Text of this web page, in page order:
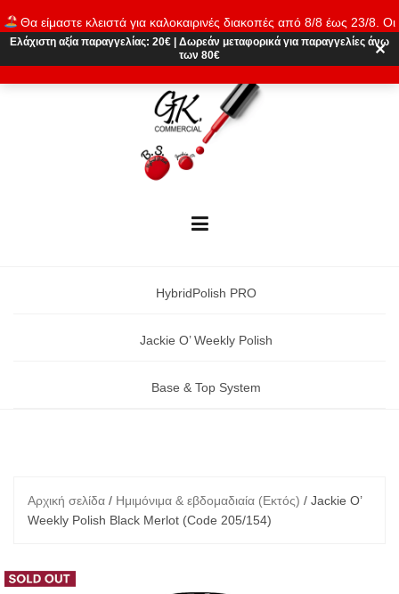
Θα είμαστε κλειστά για καλοκαιρινές διακοπές από 8/8 έως 23/8. Οι
παραγγελίες θα εκτελούνται ξανά από 24/8. Καλό καλοκαίρι!
Απόρριψη
to
content
Ελάχιστη αξία παραγγελίας: 20€ Δωρεάν μεταφορικά για παραγγελίες άνω
των 80€
✕
HybridPolish PRO
Jackie O’ Weekly Polish
Base & Top System
Αρχική σελίδα / Ημιμόνιμα & εβδομαδιαία (Εκτός) / Jackie O’
Weekly Polish Black Merlot (Code 205/154)